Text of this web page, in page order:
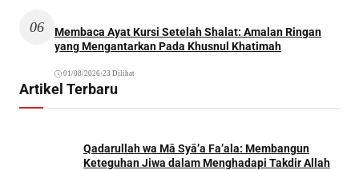
06
Membaca Ayat Kursi Setelah Shalat: Amalan Ringan
yang Mengantarkan Pada Khusnul Khatimah
01/08/2026•23 Dilihat
Artikel Terbaru
Qadarullah wa Mā Syā’a Fa’ala: Membangun
Keteguhan Jiwa dalam Menghadapi Takdir Allah